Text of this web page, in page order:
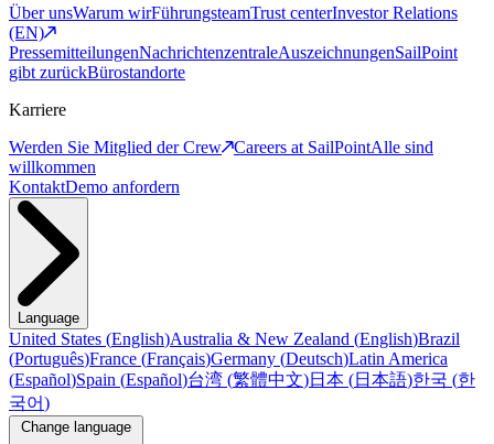
Über unsWarum wirFührungsteamTrust centerInvestor Relations
(EN)
PressemitteilungenNachrichtenzentraleAuszeichnungenSailPoint
gibt zurückBürostandorte
Karriere
Werden Sie Mitglied der Crew
Careers at SailPointAlle sind
willkommen
KontaktDemo anfordern
Language
United States (English)Australia & New Zealand (English)Brazil
(Português)France (Français)Germany (Deutsch)Latin America
(Español)Spain (Español)台湾 (繁體中文)日本 (日本語)한국 (한
국어)
Change language